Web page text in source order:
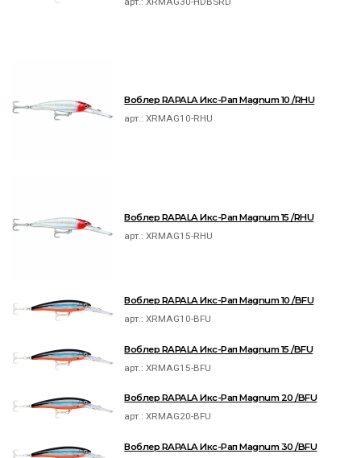
Воблер RAPALA Икс-Рап Magnum 10 /RHU
арт.:XRMAG10-RHU
Воблер RAPALA Икс-Рап Magnum 15 /RHU
арт.:XRMAG15-RHU
Воблер RAPALA Икс-Рап Magnum 10 /BFU
арт.:XRMAG10-BFU
Воблер RAPALA Икс-Рап Magnum 15 /BFU
арт.:XRMAG15-BFU
Воблер RAPALA Икс-Рап Magnum 20 /BFU
арт.:XRMAG20-BFU
Воблер RAPALA Икс-Рап Magnum 30 /BFU